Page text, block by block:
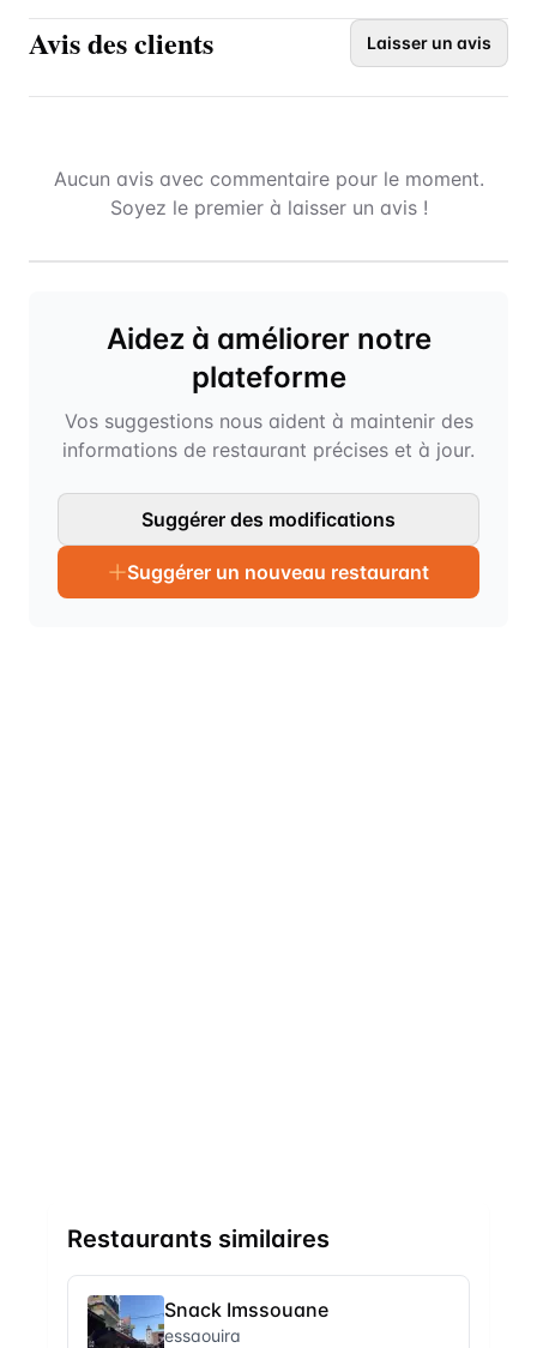
Avis des clients Laisser un avis
Aucun avis avec commentaire pour le moment.
Soyez le premier à laisser un avis !
Aidez à améliorer notre
plateforme
Vos suggestions nous aident à maintenir des
informations de restaurant précises et à jour.
Suggérer des modifications
Suggérer un nouveau restaurant
Restaurants similaires
Snack Imssouane
essaouira